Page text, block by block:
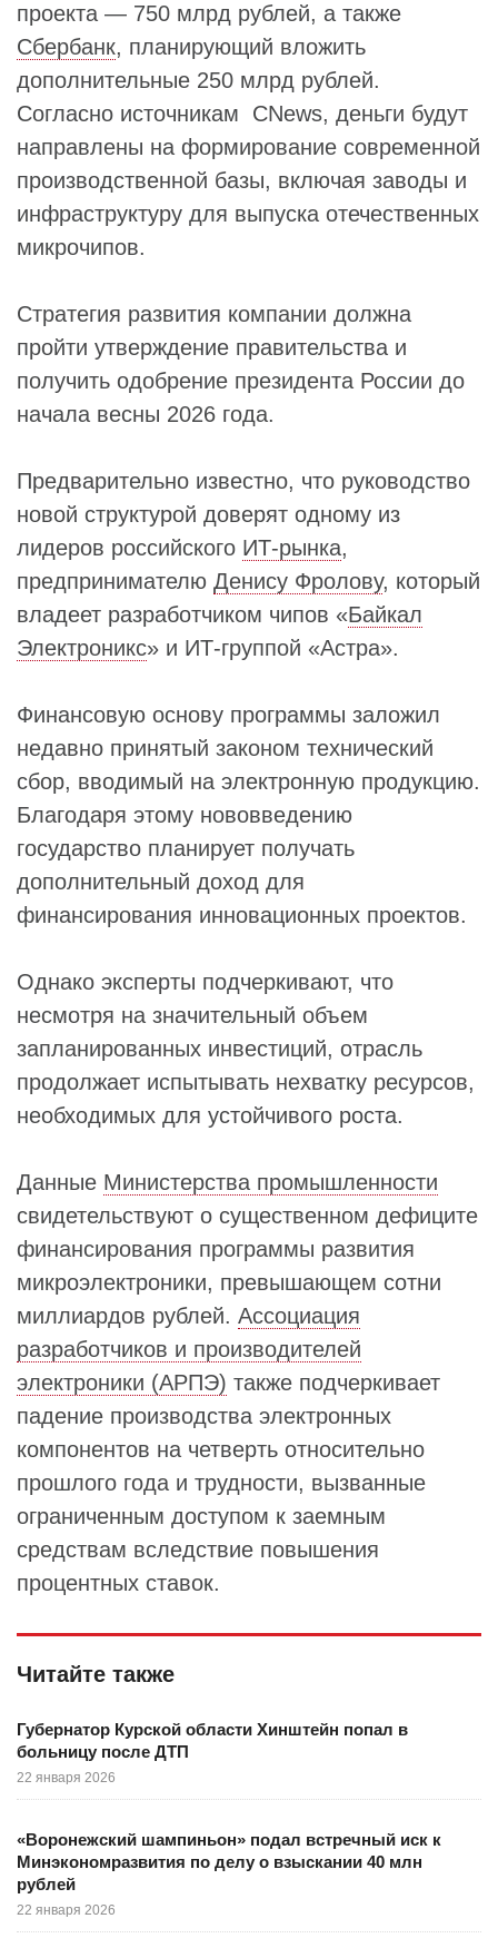
проекта — 750 млрд рублей, а также
Сбербанк, планирующий вложить
дополнительные 250 млрд рублей.
Согласно источникам CNews, деньги будут
направлены на формирование современной
производственной базы, включая заводы и
инфраструктуру для выпуска отечественных
микрочипов.
Стратегия развития компании должна
пройти утверждение правительства и
получить одобрение президента России до
начала весны 2026 года.
Предварительно известно, что руководство
новой структурой доверят одному из
лидеров российского ИТ-рынка,
предпринимателю Денису Фролову, который
владеет разработчиком чипов «Байкал
Электроникс» и ИТ-группой «Астра».
Финансовую основу программы заложил
недавно принятый законом технический
сбор, вводимый на электронную продукцию.
Благодаря этому нововведению
государство планирует получать
дополнительный доход для
финансирования инновационных проектов.
Однако эксперты подчеркивают, что
несмотря на значительный объем
запланированных инвестиций, отрасль
продолжает испытывать нехватку ресурсов,
необходимых для устойчивого роста.
Данные Министерства промышленности
свидетельствуют о существенном дефиците
финансирования программы развития
микроэлектроники, превышающем сотни
миллиардов рублей. Ассоциация
разработчиков и производителей
электроники (АРПЭ) также подчеркивает
падение производства электронных
компонентов на четверть относительно
прошлого года и трудности, вызванные
ограниченным доступом к заемным
средствам вследствие повышения
процентных ставок.
Читайте также
Губернатор Курской области Хинштейн попал в
больницу после ДТП
22 января 2026
«Воронежский шампиньон» подал встречный иск к
Минэкономразвития по делу о взыскании 40 млн
рублей
22 января 2026